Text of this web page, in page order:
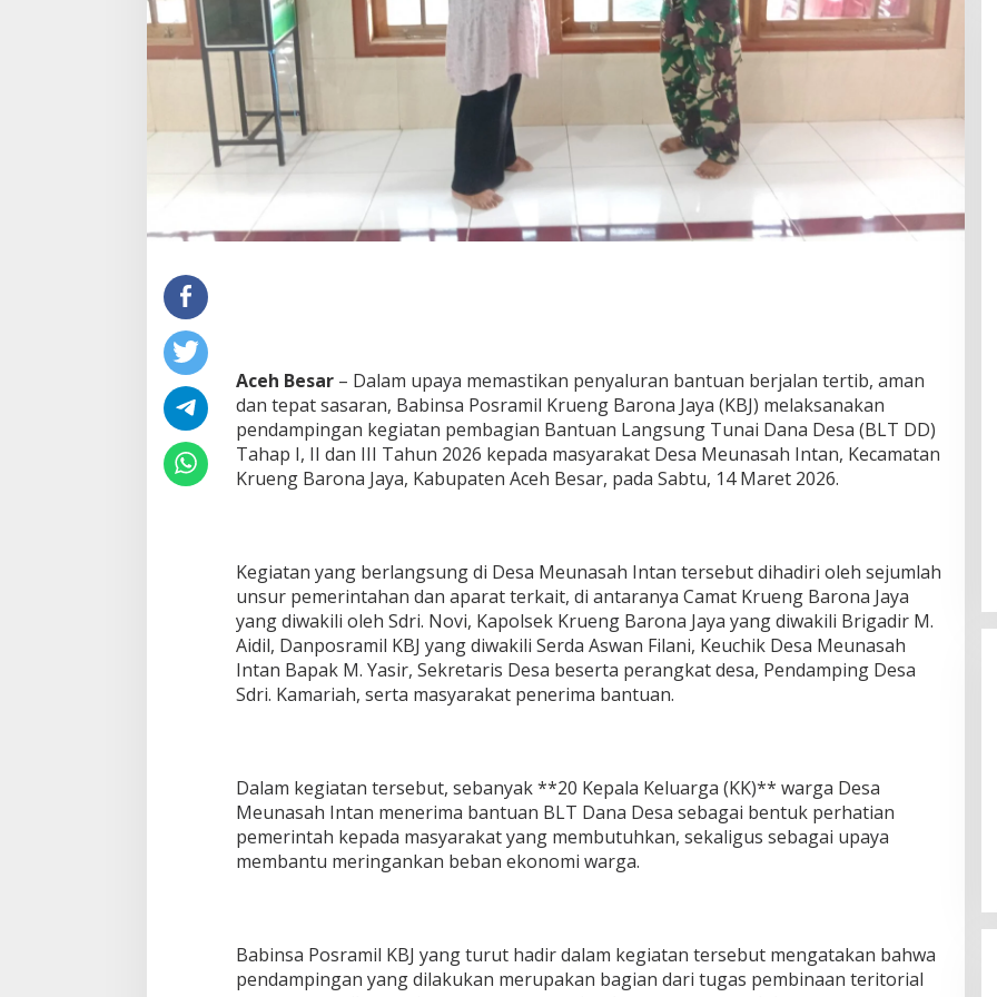
m
J
k
a
n
P
e
n
p
i
n
g
a
n
P
l
u
n
t
u
a
Aceh Besar– Dalam upaya memastikan penyaluran bantuan berjalan tertib, aman
dan tepat sasaran, Babinsa Posramil Krueng Barona Jaya (KBJ) melaksanakan
pendampingan kegiatan pembagian Bantuan Langsung Tunai Dana Desa (BLT DD)
Tahap I, II dan III Tahun 2026 kepada masyarakat Desa Meunasah Intan, Kecamatan
Krueng Barona Jaya, Kabupaten Aceh Besar, pada Sabtu, 14 Maret 2026.
Kegiatan yang berlangsung di Desa Meunasah Intan tersebut dihadiri oleh sejumlah
unsur pemerintahan dan aparat terkait, di antaranya Camat Krueng Barona Jaya
yang diwakili oleh Sdri. Novi, Kapolsek Krueng Barona Jaya yang diwakili Brigadir M.
Aidil, Danposramil KBJ yang diwakili Serda Aswan Filani, Keuchik Desa Meunasah
Intan Bapak M. Yasir, Sekretaris Desa beserta perangkat desa, Pendamping Desa
Sdri. Kamariah, serta masyarakat penerima bantuan.
Dalam kegiatan tersebut, sebanyak **20 Kepala Keluarga (KK)** warga Desa
Meunasah Intan menerima bantuan BLT Dana Desa sebagai bentuk perhatian
pemerintah kepada masyarakat yang membutuhkan, sekaligus sebagai upaya
membantu meringankan beban ekonomi warga.
Babinsa Posramil KBJ yang turut hadir dalam kegiatan tersebut mengatakan bahwa
pendampingan yang dilakukan merupakan bagian dari tugas pembinaan teritorial
Silaturahmi Lintas Sektor di Kuta
Alam, TNI–Polri dan Desa
Perkokoh Kebersamaan
Di Banda Aceh | 6 Agustus 2026